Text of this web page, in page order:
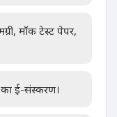
मॉक टेस्ट पेपर,
का ई-संस्करण।